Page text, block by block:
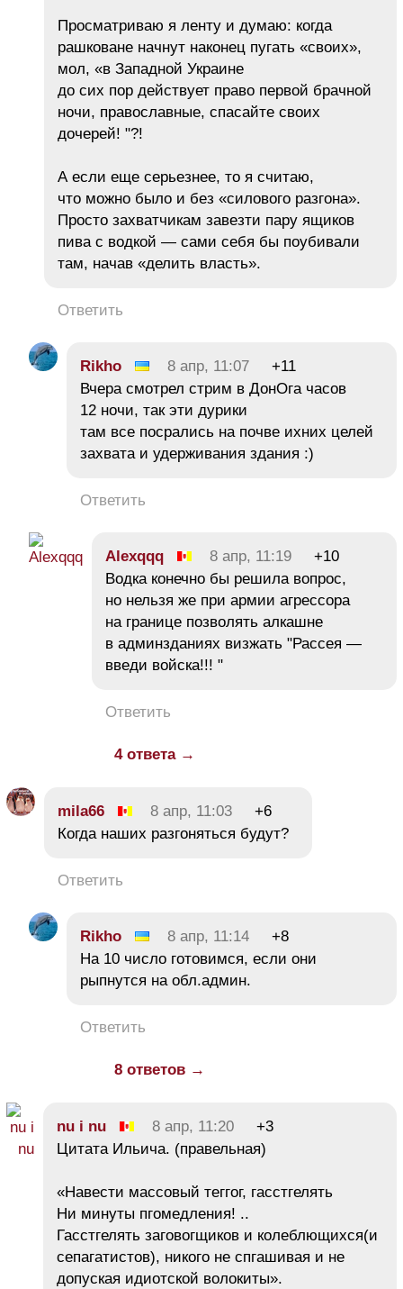
Просматриваю я ленту и думаю: когда
рашковане начнут наконец пугать «своих»,
мол, «в Западной Украине
до сих пор действует право первой брачной
ночи, православные, спасайте своих
дочерей! "?!
А если еще серьезнее, то я считаю,
что можно было и без «силового разгона».
Просто захватчикам завезти пару ящиков
пива с водкой — сами себя бы поубивали
там, начав «делить власть».
Ответить
Rikho 8 апр, 11:07
+11
Вчера смотрел стрим в ДонОга часов
12 ночи, так эти дурики
там все посрались на почве ихних целей
захвата и удерживания здания :)
Ответить
Alexqqq 8 апр, 11:19
+10
Водка конечно бы решила вопрос,
но нельзя же при армии агрессора
на границе позволять алкашне
в админзданиях визжать "Рассея —
введи войска!!! "
Ответить
4 ответа →
mila66 8 апр, 11:03
+6
Когда наших разгоняться будут?
Ответить
Rikho 8 апр, 11:14
+8
На 10 число готовимся, если они
рыпнутся на обл.админ.
Ответить
8 ответов →
nu i nu 8 апр, 11:20
+3
Цитата Ильича. (правельная)
«Навести массовый теггог, гасстгелять
Ни минуты пгомедления! ..
Гасстгелять заговогщиков и колеблющихся(и
сепагатистов), никого не спгашивая и не
допуская идиотской волокиты».